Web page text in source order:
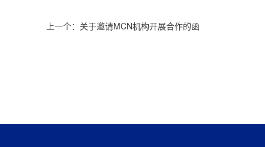
上一个： 关于邀请MCN机构开展合作的函